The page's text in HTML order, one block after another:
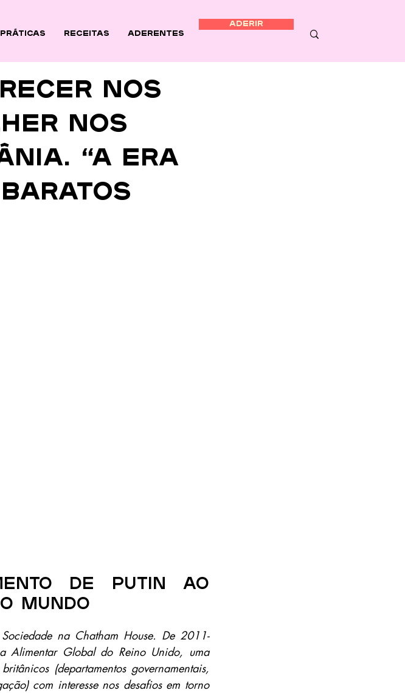
Receitas Aderentes
ADERIR
nos
nos
“A era
de Putin ao
mundo
na Chatham House. De 2011-
Alimentar Global do Reino Unido, uma
(departamentos governamentais,
com interesse nos desafios em torno